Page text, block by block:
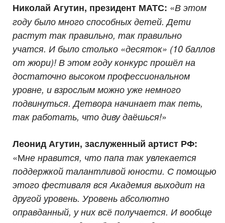
Николай Агутин, президент МАТС: «В этом
году было много способных детей. Дети
растут так правильно, так правильно
учатся. И было столько «десяток» (10 баллов
от жюри)! В этом году конкурс прошёл на
достаточно высоком профессиональном
уровне, и взрослым можно уже немного
подвинуться. Детвора начинает так петь,
так работать, что диву даёшься!»
Леонид Агутин, заслуженный артист РФ:
«Мне нравится, что папа так увлекается
поддержкой талантливой юности. С помощью
этого фестиваля вся Академия выходит на
другой уровень. Уровень абсолютно
оправданный, у них всё получается. И вообще